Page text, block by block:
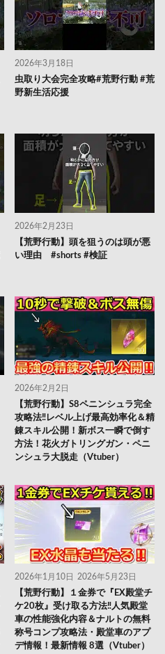
2026年3月18日
虫取り大会完全攻略#荒野行動 #荒
野新生活応援
2026年2月23日
【荒野行動】頭を狙うのは頭が悪
い理由 #shorts #検証
2026年2月2日
【荒野行動】S8ペニンシュラ完全
攻略法‼レベル上げ最高効率化＆精
錬スキル公開！新ボス一瞬で倒す
方法！花火ガトリングガン・ペニ
ンシュラ大脱走（Vtuber）
2026年1月10日 2026年5月23日
【荒野行動】１金券で『EX殿堂チ
ケ20枚』受け取る方法‼人気殿堂
車の性能強化内容＆ナルトの無料
称号コンプ攻略法・殿堂車のアプ
デ情報！最新情報 8選（Vtuber）